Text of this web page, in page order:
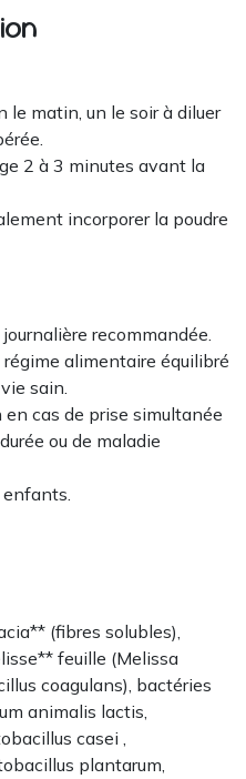
le matin, un le soir à diluer
2 à 3 minutes avant la
incorporer la poudre
recommandée.
alimentaire équilibré
sain.
cas de prise simultanée
ou de maladie
enfants.
(fibres solubles),
feuille (Melissa
coagulans), bactéries
animalis lactis,
casei ,
plantarum,